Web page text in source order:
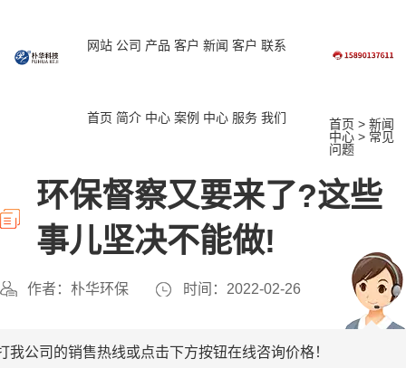
网站
首页
公司
简介
产品
中心
客户
案例
新闻
中心
客户
服务
联系
我们 首页 >新闻
中心 > 常见
问题
环保督察又要来了?这些
事儿坚决不能做!
作者：朴华环保 时间：2022-02-26
公司的销售热线或点击下方按钮在线咨询价格！